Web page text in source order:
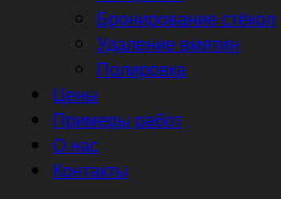
Бронирование стёкол
Удаление вмятин
Полировка
Цены
Примеры работ
О нас
Контакты